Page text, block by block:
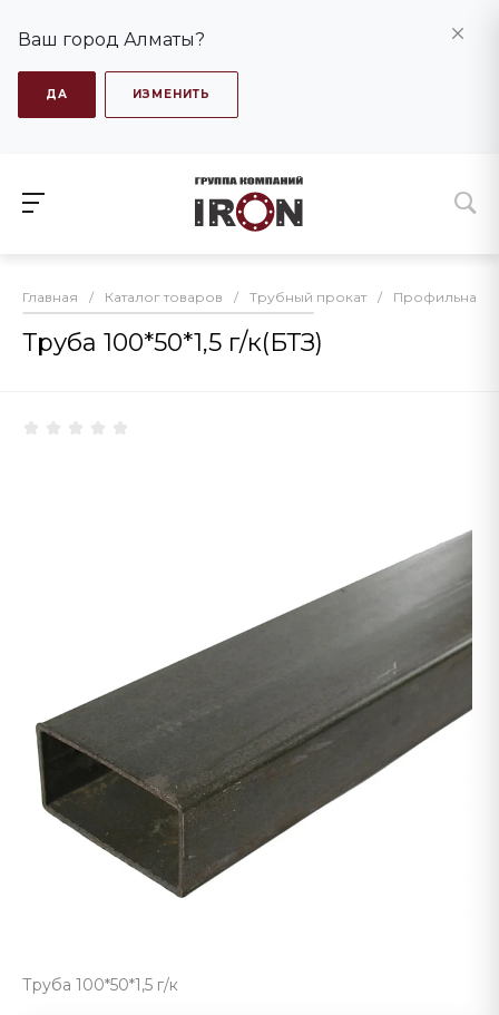
Ваш город Алматы?
ДА ИЗМЕНИТЬ
Главная / Каталог товаров / Трубный прокат / Профильная
Труба 100*50*1,5 г/к(БТЗ)
Труба 100*50*1,5 г/к